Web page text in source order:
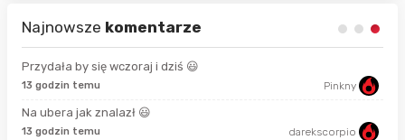
Najnowsze komentarze
Przydała by się wczoraj i dziś 😃
13 godzin temu Pinkny
Na ubera jak znalazł 😃
13 godzin temu darekscorpio